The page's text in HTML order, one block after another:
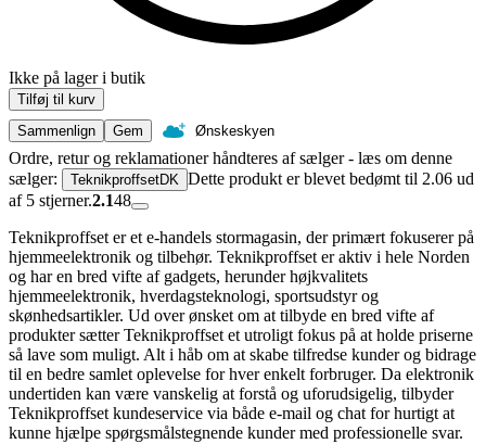
Ikke på lager i butik
Tilføj til kurv
Sammenlign
Gem Ønskeskyen
Ordre, retur og reklamationer håndteres af sælger - læs om denne
sælger:
TeknikproffsetDK Dette produkt er blevet bedømt til 2.06 ud
af 5 stjerner.2.148
Teknikproffset er et e-handels stormagasin, der primært fokuserer på
hjemmeelektronik og tilbehør. Teknikproffset er aktiv i hele Norden
og har en bred vifte af gadgets, herunder højkvalitets
hjemmeelektronik, hverdagsteknologi, sportsudstyr og
skønhedsartikler. Ud over ønsket om at tilbyde en bred vifte af
produkter sætter Teknikproffset et utroligt fokus på at holde priserne
så lave som muligt. Alt i håb om at skabe tilfredse kunder og bidrage
til en bedre samlet oplevelse for hver enkelt forbruger. Da elektronik
undertiden kan være vanskelig at forstå og uforudsigelig, tilbyder
Teknikproffset kundeservice via både e-mail og chat for hurtigt at
kunne hjælpe spørgsmålstegnende kunder med professionelle svar.